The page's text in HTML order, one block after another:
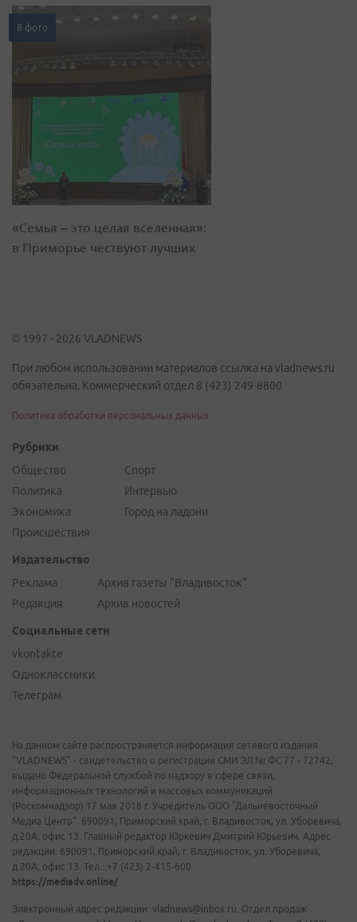
8 фото
«Семья – это целая вселенная»:
в Приморье чествуют лучших
© 1997 - 2026 VLADNEWS
При любом использовании материалов ссылка на vladnews.ru
обязательна. Коммерческий отдел 8 (423) 249-8800
Политика обработки персональных данных
Рубрики
Общество
Политика
Экономика
Происшествия
Спорт
Интервью
Город на ладони
Издательство
Реклама
Редакция
Архив газеты "Владивосток"
Архив новостей
Социальные сети
vkontakte
Одноклассники
Телеграм
На данном сайте распространяется информация сетевого издания
"VLADNEWS" - свидетельство о регистрации СМИ ЭЛ № ФС 77 - 72742,
выдано Федеральной службой по надзору в сфере связи,
информационных технологий и массовых коммуникаций
(Роскомнадзор) 17 мая 2018 г. Учредитель ООО "Дальневосточный
Медиа Центр". 690091, Приморский край, г. Владивосток, ул. Уборевича,
д.20А, офис 13. Главный редактор Юркевич Дмитрий Юрьевич. Адрес
редакции: 690091, Приморский край, г. Владивосток, ул. Уборевича,
д.20А, офис 13. Тел.: +7 (423) 2-415-600.
https://mediadv.online/
Электронный адрес редакции: vladnews@inbox.ru. Отдел продаж